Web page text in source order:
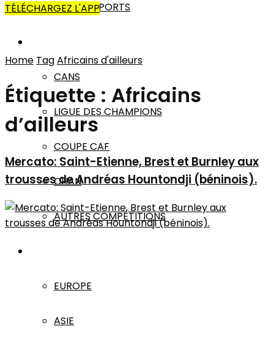
AUTRES SPORTS
CANS
LIGUE DES CHAMPIONS
COUPE CAF
CHAN
AUTRES COMPÉTITIONS
EUROPE
ASIE
TÉLÉCHARGEZ L'APP
Home TagAfricains d'ailleurs
Étiquette : Africains
d’ailleurs
Mercato: Saint-Etienne, Brest et Burnley aux
trousses de Andréas Hountondji (béninois).